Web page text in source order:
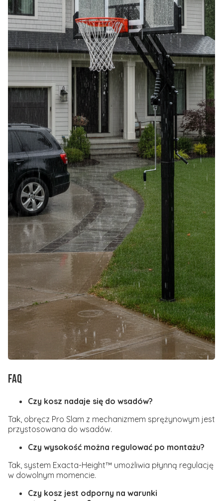
FAQ
Czy kosz nadaje się do wsadów?
Tak, obręcz Pro Slam z mechanizmem sprężynowym jest
przystosowana do wsadów.
Czy wysokość można regulować po montażu?
Tak, system Exacta-Height™ umożliwia płynną regulację
w dowolnym momencie.
Czy kosz jest odporny na warunki